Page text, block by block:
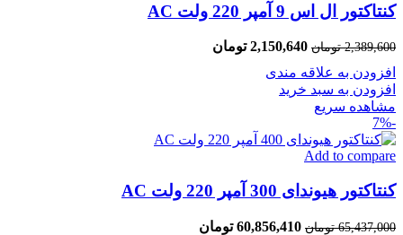
کنتاکتور ال اس 9 آمپر 220 ولت AC
2,389,600 تومان 2,150,640 تومان
افزودن به علاقه مندی
افزودن به سبد خرید
مشاهده سریع
-7%
Add to compare
کنتاکتور هیوندای 300 آمپر 220 ولت AC
65,437,000 تومان 60,856,410 تومان